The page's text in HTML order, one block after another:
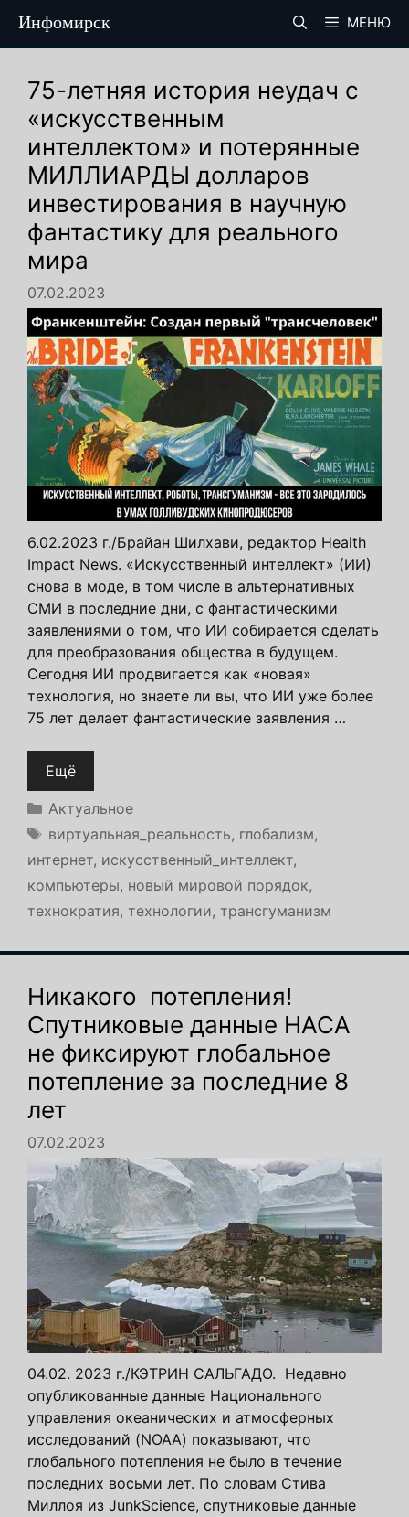
содержимому
Инфомирск МЕНЮ
75-летняя история неудач с
«искусственным
интеллектом» и потерянные
МИЛЛИАРДЫ долларов
инвестирования в научную
фантастику для реального
мира
07.02.2023
6.02.2023 г./Брайан Шилхави, редактор Health
Impact News. «Искусственный интеллект» (ИИ)
снова в моде, в том числе в альтернативных
СМИ в последние дни, с фантастическими
заявлениями о том, что ИИ собирается сделать
для преобразования общества в будущем.
Сегодня ИИ продвигается как «новая»
технология, но знаете ли вы, что ИИ уже более
75 лет делает фантастические заявления …
Ещё
Рубрики
Актуальное
Метки
виртуальная_реальность, глобализм,
интернет, искусственный_интеллект,
компьютеры, новый мировой порядок,
технократия, технологии, трансгуманизм
Никакого потепления!
Спутниковые данные НАСА
не фиксируют глобальное
потепление за последние 8
лет
07.02.2023
04.02. 2023 г./КЭТРИН САЛЬГАДО. Недавно
опубликованные данные Национального
управления океанических и атмосферных
исследований (NOAA) показывают, что
глобального потепления не было в течение
последних восьми лет. По словам Стива
Миллоя из JunkScience, спутниковые данные